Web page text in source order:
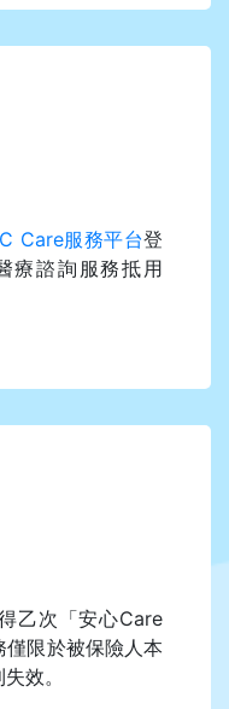
Care服務平台登
療諮詢服務抵用
乙次「安心Care
限於被保險人本
效。